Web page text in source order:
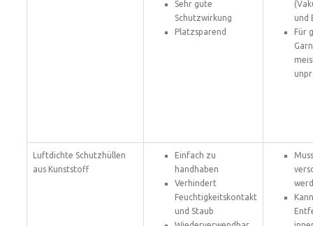
Sehr gute
Schutzwirkung
Platzsparend
und
Für
Luftdichte Schutzhüllen
aus Kunststoff
Einfach zu
handhaben
Verhindert
Feuchtigkeitskontakt
und Staub